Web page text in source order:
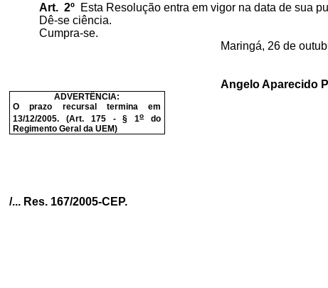
Art. 2º Esta Resolução entra em vigor na data de sua
Dê-se ciência.
Cumpra-se.
Maringá, 26 de
Angelo Aparecido
ADVERTÊNCIA:
O prazo recursal termina em
13/12/2005. (Art. 175 - § 1odo
Regimento Geral da UEM)
/... Res. 167/2005-CEP.